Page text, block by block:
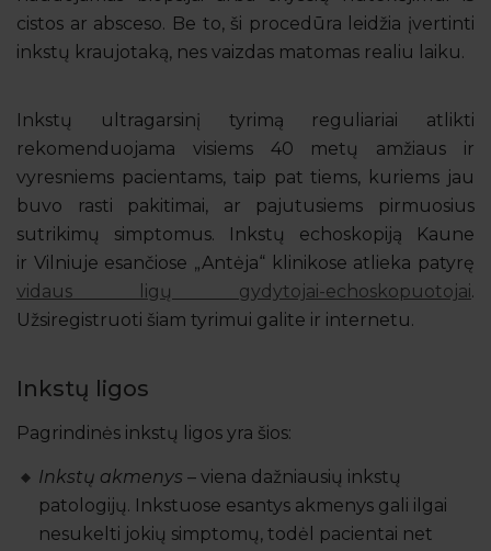
cistos ar absceso. Be to, ši procedūra leidžia įvertinti
inkstų kraujotaką, nes vaizdas matomas realiu laiku.
Inkstų ultragarsinį tyrimą reguliariai atlikti
rekomenduojama visiems 40 metų amžiaus ir
vyresniems pacientams, taip pat tiems, kuriems jau
buvo rasti pakitimai, ar pajutusiems pirmuosius
sutrikimų simptomus. Inkstų echoskopiją Kaune
ir Vilniuje esančiose „Antėja“ klinikose atlieka patyrę
vidaus ligų gydytojai-echoskopuotojai.
Užsiregistruoti šiam tyrimui galite ir internetu.
Inkstų ligos
Pagrindinės inkstų ligos yra šios:
Inkstų akmenys – viena dažniausių inkstų
patologijų. Inkstuose esantys akmenys gali ilgai
nesukelti jokių simptomų, todėl pacientai net